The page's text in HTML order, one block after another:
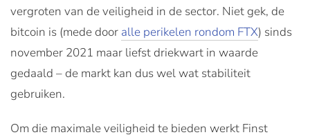
vergroten van de veiligheid in de sector. Niet gek, de
bitcoin is (mede door alle perikelen rondom FTX) sinds
november 2021 maar liefst driekwart in waarde
gedaald – de markt kan dus wel wat stabiliteit
gebruiken.
Om die maximale veiligheid te bieden werkt Finst